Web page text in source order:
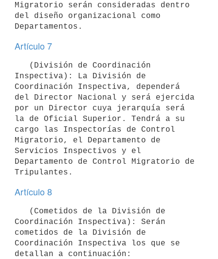
Migratorio serán consideradas dentro
del diseño organizacional como
Artículo 7
Inspectiva): La División de
Coordinación Inspectiva, dependerá
del Director Nacional y será ejercida
por un Director cuya jerarquía será
la de Oficial Superior. Tendrá a su
cargo las Inspectorías de Control
Migratorio, el Departamento de
Servicios Inspectivos y el
Departamento de Control Migratorio de
Artículo 8
Coordinación Inspectiva): Serán
cometidos de la División de
Coordinación Inspectiva los que se
detallan a continuación: